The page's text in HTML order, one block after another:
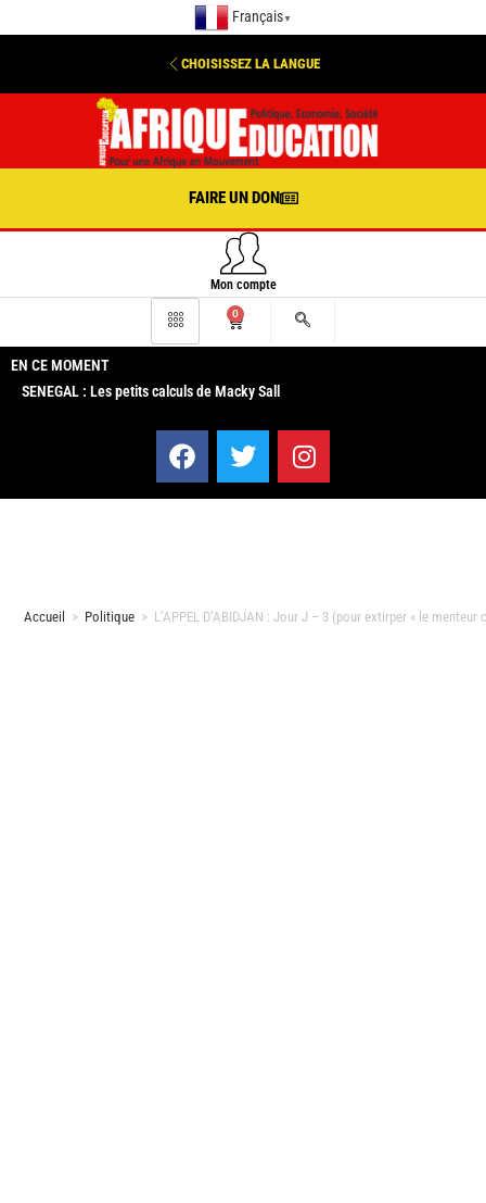
Français ▼
CHOISISSEZ LA LANGUE
FAIRE UN DON
Mon compte
0
EN CE MOMENT
SENEGAL : Les petits calculs de Macky Sall
Accueil > Politique > L’APPEL D’ABIDJAN : Jour J – 3 (pour extirper « le